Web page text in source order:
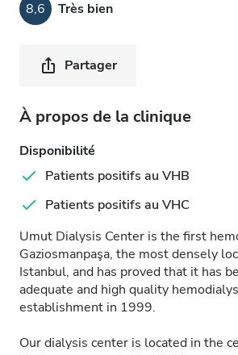
8,6 Très bien
Partager
À propos de la clinique
Disponibilité
Patients positifs au VHB
Patients positifs au VHC
Umut Dialysis Center is the first
Gaziosmanpaşa, the most densely
Istanbul, and has proved that it has
adequate and high quality
establishment in 1999.
Our dialysis center is located in the